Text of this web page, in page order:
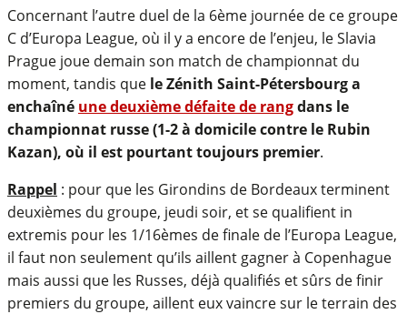
Concernant l’autre duel de la 6ème journée de ce groupe
C d’Europa League, où il y a encore de l’enjeu, le Slavia
Prague joue demain son match de championnat du
moment, tandis que le Zénith Saint-Pétersbourg a
enchaîné une deuxième défaite de rangdans le
championnat russe (1-2 à domicile contre le Rubin
Kazan), où il est pourtant toujours premier.
Rappel : pour que les Girondins de Bordeaux terminent
deuxièmes du groupe, jeudi soir, et se qualifient in
extremis pour les 1/16èmes de finale de l’Europa League,
il faut non seulement qu’ils aillent gagner à Copenhague
mais aussi que les Russes, déjà qualifiés et sûrs de finir
premiers du groupe, aillent eux vaincre sur le terrain des